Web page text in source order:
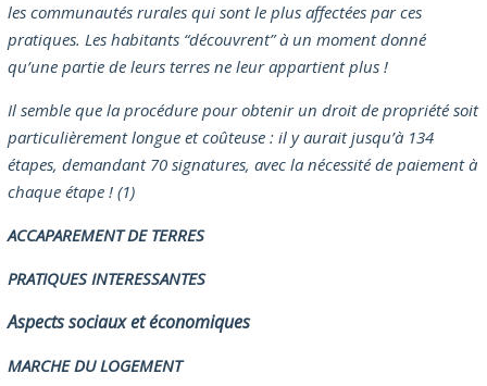
les communautés rurales qui sont le plus affectées par ces
pratiques. Les habitants “découvrent” à un moment donné
qu’une partie de leurs terres ne leur appartient plus !
Il semble que la procédure pour obtenir un droit de propriété soit
particulièrement longue et coûteuse : il y aurait jusqu’à 134
étapes, demandant 70 signatures, avec la nécessité de paiement à
chaque étape ! (1)
ACCAPAREMENT DE TERRES
PRATIQUES INTERESSANTES
Aspects sociaux et économiques
MARCHE DU LOGEMENT